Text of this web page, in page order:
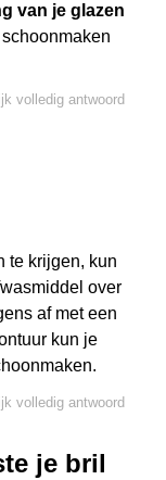
van je glazen
volledig antwoord
te krijgen, kun
over
af met een
kun je
volledig antwoord
je bril